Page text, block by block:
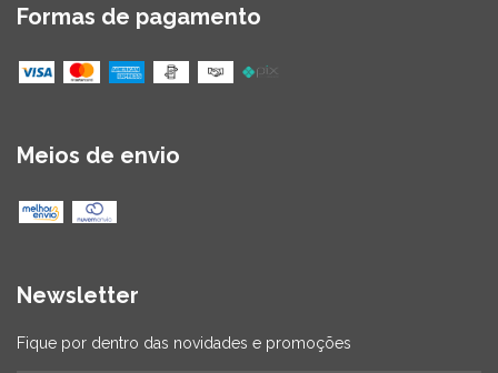
Formas de pagamento
Meios de envio
Newsletter
Fique por dentro das novidades e promoções